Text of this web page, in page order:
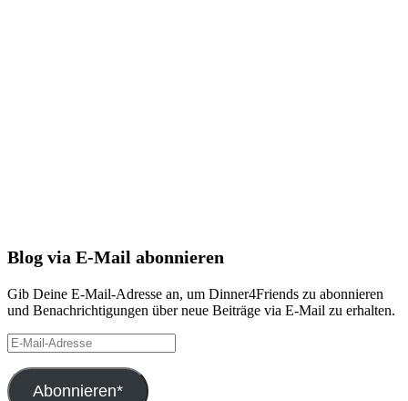
Blog via E-Mail abonnieren
Gib Deine E-Mail-Adresse an, um Dinner4Friends zu abonnieren
und Benachrichtigungen über neue Beiträge via E-Mail zu erhalten.
E-
Mail-
Adresse
Abonnieren*